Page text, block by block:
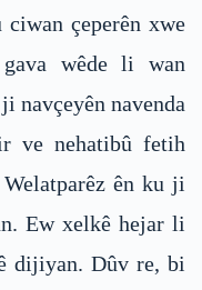
çeperên xwe
wêde li wan
navçeyên navenda
ve nehatibû fetih
ên ku ji
Ew xelkê hejar li
dijiyan. Dûv re, bi